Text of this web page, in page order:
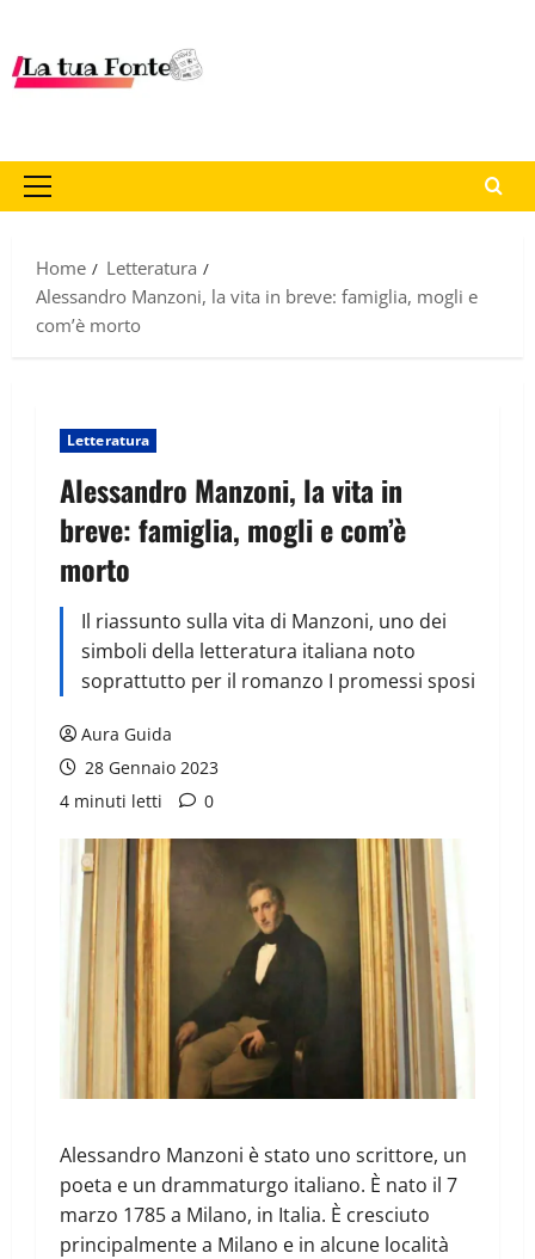
Home
Letteratura
Alessandro Manzoni, la vita in breve: famiglia, mogli e
com’è morto
Letteratura
Alessandro Manzoni, la vita in
breve: famiglia, mogli e com’è
morto
Il riassunto sulla vita di Manzoni, uno dei
simboli della letteratura italiana noto
soprattutto per il romanzo I promessi sposi
Aura Guida
28 Gennaio 2023
4 minuti letti
0
Alessandro Manzoni è stato uno scrittore, un
poeta e un drammaturgo italiano. È nato il 7
marzo 1785 a Milano, in Italia. È cresciuto
principalmente a Milano e in alcune località